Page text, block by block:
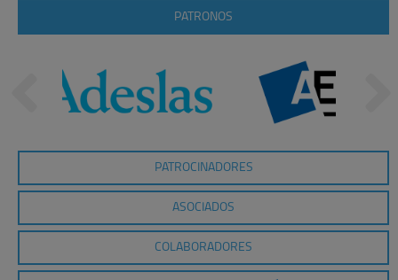
PATRONOS
PATROCINADORES
ASOCIADOS
COLABORADORES